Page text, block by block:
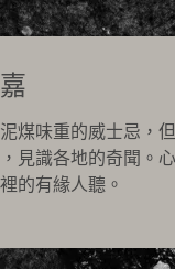
煤味重的威士忌，
見識各地的奇聞。
的有緣人聽。